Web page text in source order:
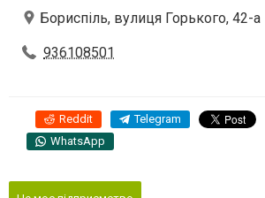
Бориспіль, вулиця Горького, 42-а
936108501
Reddit Telegram
WhatsApp